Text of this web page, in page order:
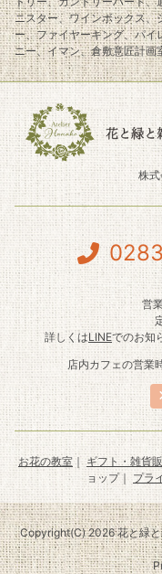
ニスター、ワインボックス、
ー、ファイヤーキング、パイ
ニー、イマン、倉敷意匠計
株
営
詳しくはLINEでのお知
店内カフェの営業
お花の教室 ｜ ギフト・雑貨
ョップ｜ プラ
Copyright(C) 2026 花と緑